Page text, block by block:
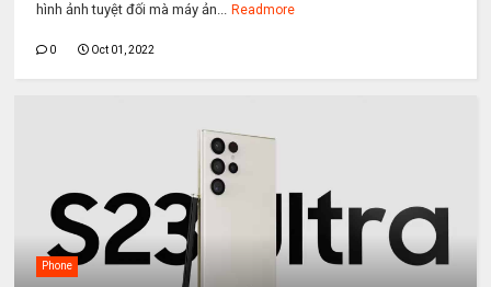
hình ảnh tuyệt đối mà máy ản... Readmore
0 Oct 01, 2022
Phone